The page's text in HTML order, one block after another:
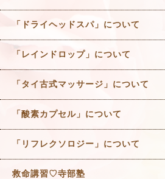
「ドライヘッドスパ」について
「レインドロップ」について
「タイ古式マッサージ」について
「酸素カプセル」について
「リフレクソロジー」について
救命講習♡寺部塾